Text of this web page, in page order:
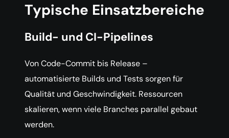
Typische Einsatzbereiche
Build- und CI-Pipelines
Von Code-Commit bis Release –
automatisierte Builds und Tests sorgen für
Qualität und Geschwindigkeit. Ressourcen
skalieren, wenn viele Branches parallel gebaut
werden.